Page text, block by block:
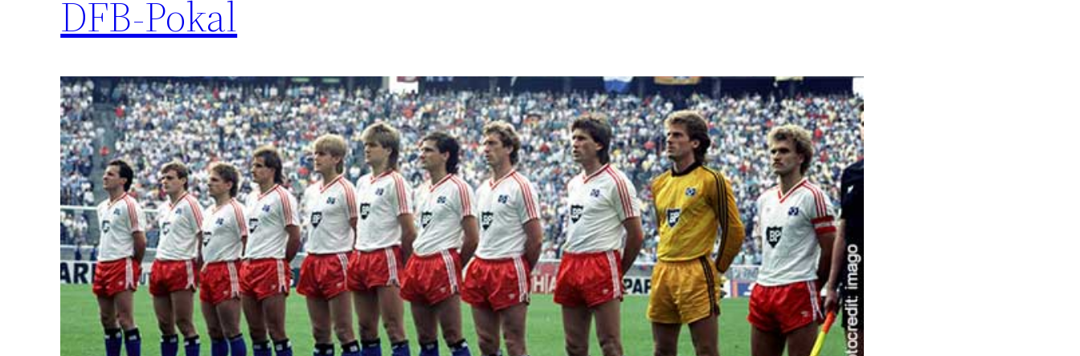
DFB-Pokal